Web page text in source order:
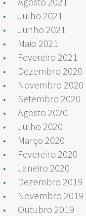
Julho 2021
Junho 2021
Maio 2021
Fevereiro 2021
Dezembro 2020
Novembro 2020
Setembro 2020
Agosto 2020
Julho 2020
Março 2020
Fevereiro 2020
Janeiro 2020
Dezembro 2019
Novembro 2019
Outubro 2019